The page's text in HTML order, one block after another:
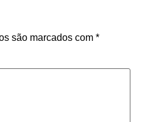
são marcados com *